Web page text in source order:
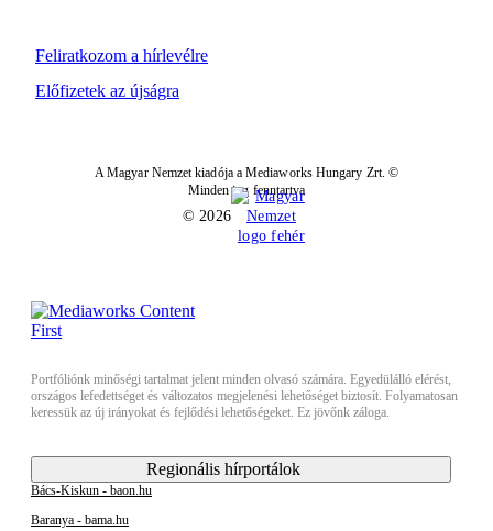
Feliratkozom a hírlevélre
Előfizetek az újságra
A Magyar Nemzet kiadója a Mediaworks Hungary Zrt. ©
Minden jog fenntartva
© 2026
Portfóliónk minőségi tartalmat jelent minden olvasó számára. Egyedülálló elérést,
országos lefedettséget és változatos megjelenési lehetőséget biztosít. Folyamatosan
keressük az új irányokat és fejlődési lehetőségeket. Ez jövőnk záloga.
Regionális hírportálok
Bács-Kiskun - baon.hu
Baranya - bama.hu